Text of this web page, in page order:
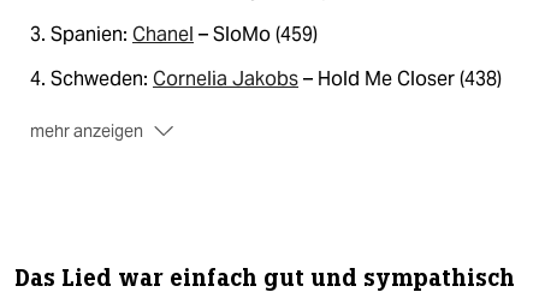
3. Spanien: Chanel – SloMo (459)
4. Schweden: Cornelia Jakobs– Hold Me Closer (438)
mehr anzeigen
Trenulețul (253)
Das Lied war einfach gut und sympathisch